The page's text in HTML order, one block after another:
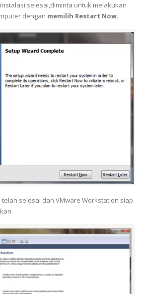
selesai,diminta untuk melakukan
dengan memilih Restart Now.
selesai dan VMware Workstation siap